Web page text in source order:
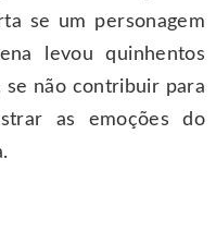
se um personagem
levou quinhentos
se não contribuir para
as emoções do